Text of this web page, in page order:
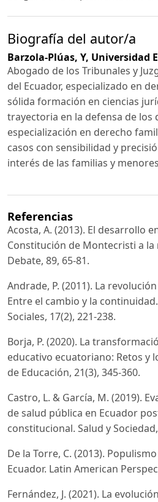
Biografía del autor/a
Barzola-Plúas, Y, Universidad
Abogado de los Tribunales y
del Ecuador, especializado en
sólida formación en ciencias
trayectoria en la defensa de los
especialización en derecho
casos con sensibilidad y
interés de las familias y
Referencias
Acosta, A. (2013). El desarrollo
Constitución de Montecristi a la
Debate, 89, 65-81.
Andrade, P. (2011). La
Entre el cambio y la
Sociales, 17(2), 221-238.
Borja, P. (2020). La
educativo ecuatoriano: Retos y
de Educación, 21(3), 345-360.
Castro, L. & García, M. (2019).
de salud pública en Ecuador
constitucional. Salud y
De la Torre, C. (2013).
Ecuador. Latin American
Fernández, J. (2021). La